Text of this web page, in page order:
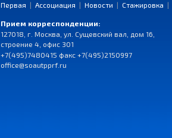
Первая | Ассоциация | Новости | Стажировка |
Прием корреспонденции:
127018, г. Москва, ул. Сущевский вал, дом 16,
строение 4, офис 301
+7(495)7480415 факс +7(495)2150997
office@soautpprf.ru